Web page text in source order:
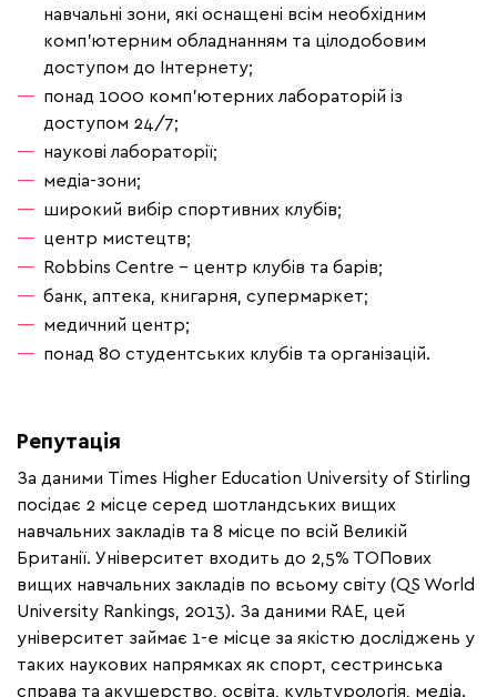
навчальні зони, які оснащені всім необхідним
комп'ютерним обладнанням та цілодобовим
доступом до Інтернету;
понад 1000 комп'ютерних лабораторій із
доступом 24/7;
наукові лабораторії;
медіа-зони;
широкий вибір спортивних клубів;
центр мистецтв;
Robbins Centre – центр клубів та барів;
банк, аптека, книгарня, супермаркет;
медичний центр;
понад 80 студентських клубів та організацій.
Репутація
За даними Times Higher Education University of Stirling
посідає 2 місце серед шотландських вищих
навчальних закладів та 8 місце по всій Великій
Британії. Університет входить до 2,5% ТОПових
вищих навчальних закладів по всьому світу (QS World
University Rankings, 2013). За даними RAE, цей
університет займає 1-е місце за якістю досліджень у
таких наукових напрямках як спорт, сестринська
справа та акушерство, освіта, культурологія, медіа.